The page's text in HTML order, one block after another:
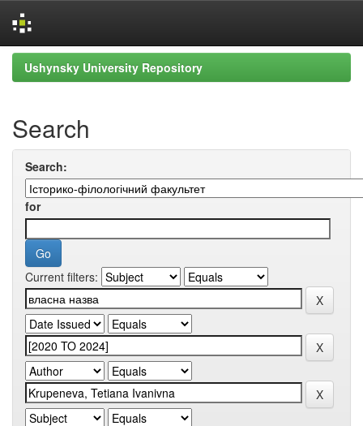
Skip
navigation
Ushynsky University Repository
Search
Search:
for
Current filters: